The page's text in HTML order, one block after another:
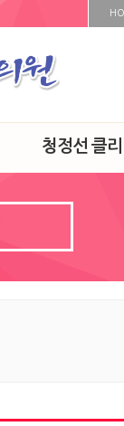
청정선 클